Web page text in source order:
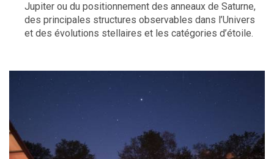
Jupiter ou du positionnement des anneaux de Saturne,
des principales structures observables dans l’Univers
et des évolutions stellaires et les catégories d’étoile.